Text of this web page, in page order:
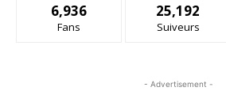
6,936
Fans
25,192
Suiveurs
- Advertisement -